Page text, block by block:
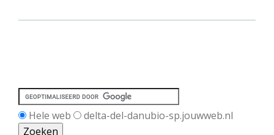
Hele web delta-del-danubio-sp.jouwweb.nl